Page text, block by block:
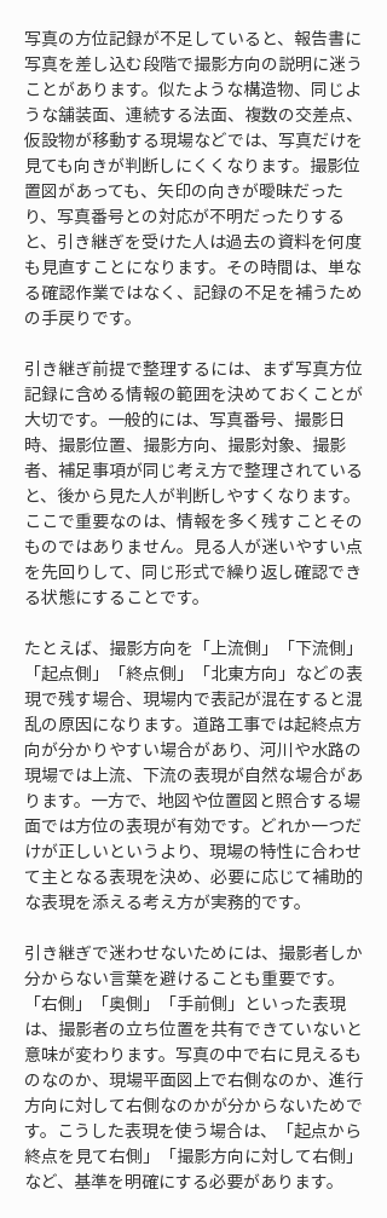
写真の方位記録が不足していると、報告書に
写真を差し込む段階で撮影方向の説明に迷う
ことがあります。似たような構造物、同じよ
うな舗装面、連続する法面、複数の交差点、
仮設物が移動する現場などでは、写真だけを
見ても向きが判断しにくくなります。撮影位
置図があっても、矢印の向きが曖昧だった
り、写真番号との対応が不明だったりする
と、引き継ぎを受けた人は過去の資料を何度
も見直すことになります。その時間は、単な
る確認作業ではなく、記録の不足を補うため
の手戻りです。
引き継ぎ前提で整理するには、まず写真方位
記録に含める情報の範囲を決めておくことが
大切です。一般的には、写真番号、撮影日
時、撮影位置、撮影方向、撮影対象、撮影
者、補足事項が同じ考え方で整理されている
と、後から見た人が判断しやすくなります。
ここで重要なのは、情報を多く残すことその
ものではありません。見る人が迷いやすい点
を先回りして、同じ形式で繰り返し確認でき
る状態にすることです。
たとえば、撮影方向を「上流側」「下流側」
「起点側」「終点側」「北東方向」などの表
現で残す場合、現場内で表記が混在すると混
乱の原因になります。道路工事では起終点方
向が分かりやすい場合があり、河川や水路の
現場では上流、下流の表現が自然な場合があ
ります。一方で、地図や位置図と照合する場
面では方位の表現が有効です。どれか一つだ
けが正しいというより、現場の特性に合わせ
て主となる表現を決め、必要に応じて補助的
な表現を添える考え方が実務的です。
引き継ぎで迷わせないためには、撮影者しか
分からない言葉を避けることも重要です。
「右側」「奥側」「手前側」といった表現
は、撮影者の立ち位置を共有できていないと
意味が変わります。写真の中で右に見えるも
のなのか、現場平面図上で右側なのか、進行
方向に対して右側なのかが分からないためで
す。こうした表現を使う場合は、「起点から
終点を見て右側」「撮影方向に対して右側」
など、基準を明確にする必要があります。